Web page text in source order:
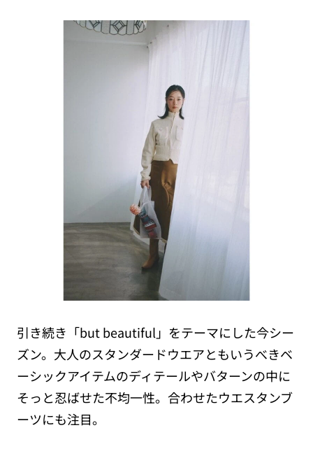
引き続き「but beautiful」をテーマにした今シー
ズン。大人のスタンダードウエアともいうべきベ
ーシックアイテムのディテールやバターンの中に
そっと忍ばせた不均一性。合わせたウエスタンブ
ーツにも注目。